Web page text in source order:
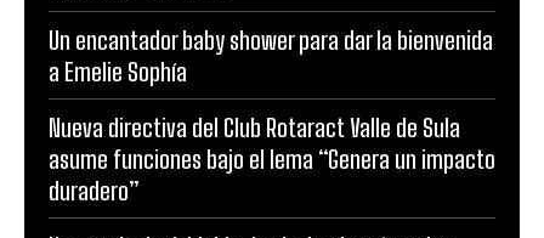
Un encantador baby shower para dar la bienvenida
a Emelie Sophía
Nueva directiva del Club Rotaract Valle de Sula
asume funciones bajo el lema “Genera un impacto
duradero”